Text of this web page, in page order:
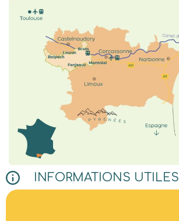
INFORMATIONS UTILES